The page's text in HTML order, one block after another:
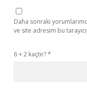
Daha sonraki
ve site adresim bu
6 + 2 kaçtır?*